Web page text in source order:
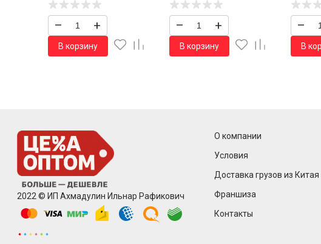
– +
В корзину
– +
В корзину
–
В
2022 © ИП Ахмадулин Ильнар Рафикович
О компании
Условия
Доставка грузов из Китая
Франшиза
Контакты